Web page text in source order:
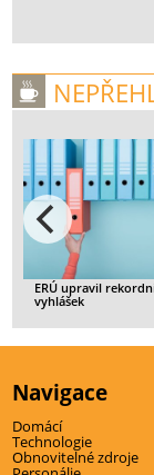
ERÚ upravil
vyhlášek
> CELÝ ČLÁNEK
Navigace
Domácí
Technologie
Obnovitelné zdroje